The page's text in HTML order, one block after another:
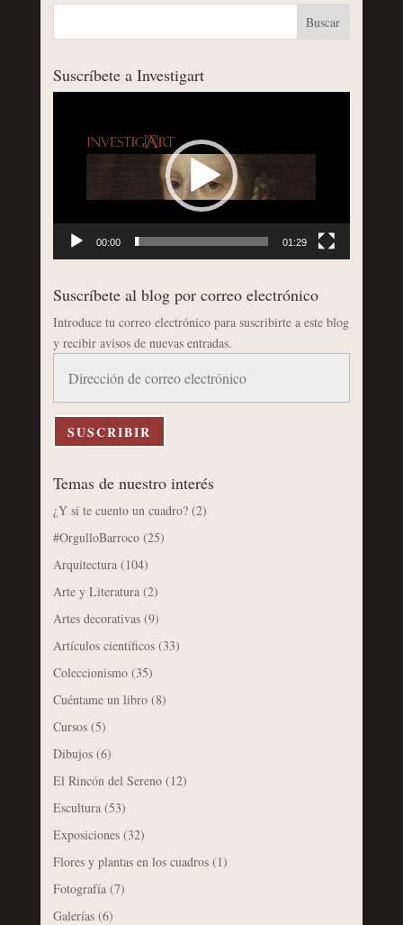
Suscríbete a Investigart
00:00 01:29
Suscríbete al blog por correo electrónico
Introduce tu correo electrónico para suscribirte a este blog
y recibir avisos de nuevas entradas.
correo
electrónico
SUSCRIBIR
Temas de nuestro interés
¿Y si te cuento un cuadro?(2)
#OrgulloBarroco(25)
Arquitectura(104)
Arte y Literatura(2)
Artes decorativas(9)
Artículos científicos(33)
Coleccionismo(35)
Cuéntame un libro(8)
Cursos(5)
Dibujos(6)
El Rincón del Sereno(12)
Escultura(53)
Exposiciones(32)
Flores y plantas en los cuadros(1)
Fotografía(7)
Galerías(6)